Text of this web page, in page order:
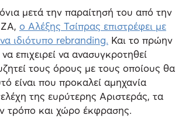
μετά την παραίτησή του από την
ο Αλέξης Τσίπρας επιστρέφει με
ιδιότυπο rebranding. Και το πρώην
επιχειρεί να ανασυγκροτηθεί
τους όρους με τους οποίους θα
είναι που προκαλεί αμηχανία
της ευρύτερης Αριστεράς, τα
τρόπο και χώρο έκφρασης.